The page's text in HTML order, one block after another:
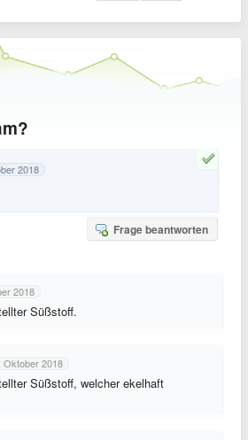
2018
Frage beantworten
2018
Süßstoff.
Oktober 2018
Süßstoff, welcher ekelhaft